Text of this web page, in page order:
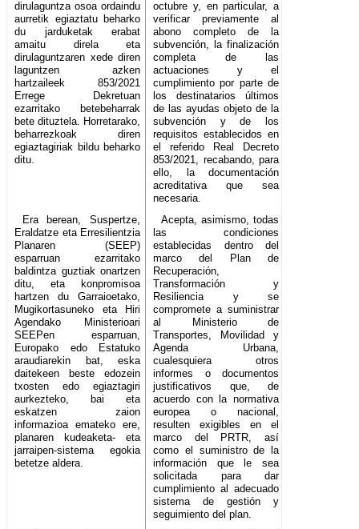
dirulaguntza osoa ordaindu
aurretik egiaztatu beharko
du jarduketak erabat
amaitu direla eta
dirulaguntzaren xede diren
laguntzen azken
hartzaileek 853/2021
Errege Dekretuan
ezarritako betebeharrak
bete dituztela. Horretarako,
beharrezkoak diren
egiaztagiriak bildu beharko
ditu.
octubre y, en particular, a
verificar previamente al
abono completo de la
subvención, la finalización
completa de las
actuaciones y el
cumplimiento por parte de
los destinatarios últimos
de las ayudas objeto de la
subvención y de los
requisitos establecidos en
el referido Real Decreto
853/2021, recabando, para
ello, la documentación
acreditativa que sea
necesaria.
Era berean, Suspertze,
Eraldatze eta Erresilientzia
Planaren (SEEP)
esparruan ezarritako
baldintza guztiak onartzen
ditu, eta konpromisoa
hartzen du Garraioetako,
Mugikortasuneko eta Hiri
Agendako Ministerioari
SEEPen esparruan,
Europako edo Estatuko
araudiarekin bat, eska
daitekeen beste edozein
txosten edo egiaztagiri
aurkezteko, bai eta
eskatzen zaion
informazioa emateko ere,
planaren kudeaketa- eta
jarraipen-sistema egokia
betetze aldera.
Acepta, asimismo, todas
las condiciones
establecidas dentro del
marco del Plan de
Recuperación,
Transformación y
Resiliencia y se
compromete a suministrar
al Ministerio de
Transportes, Movilidad y
Agenda Urbana,
cualesquiera otros
informes o documentos
justificativos que, de
acuerdo con la normativa
europea o nacional,
resulten exigibles en el
marco del PRTR, así
como el suministro de la
información que le sea
solicitada para dar
cumplimiento al adecuado
sistema de gestión y
seguimiento del plan.